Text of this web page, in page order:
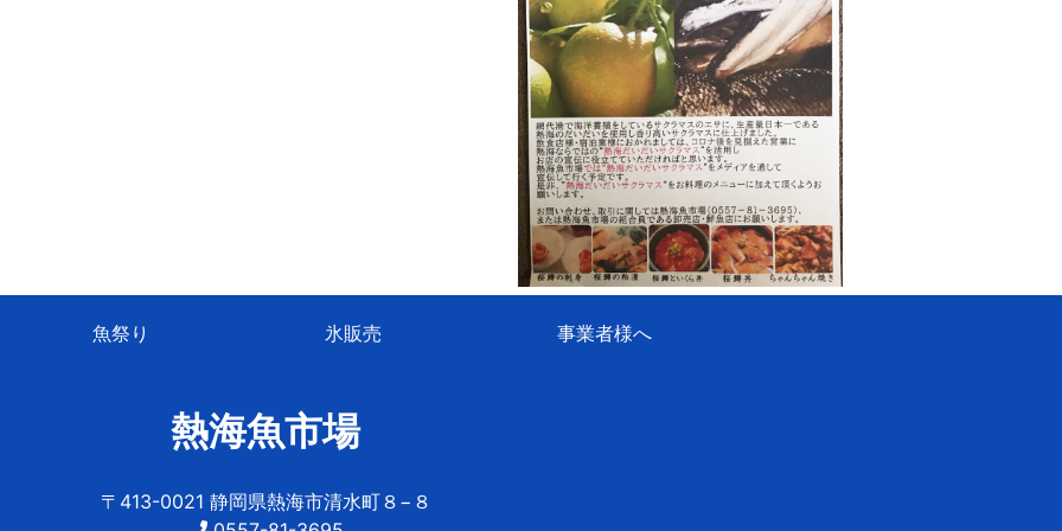
魚祭り 氷販売 事業者様へ
熱海魚市場
〒413-0021 静岡県熱海市清水町８−８